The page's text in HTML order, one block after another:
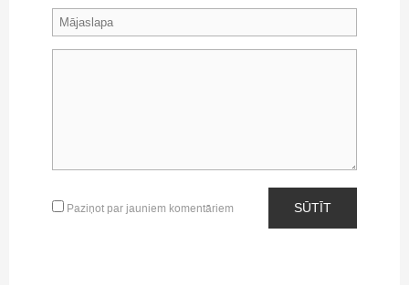
Paziņot par jauniem komentāriem SŪTĪT